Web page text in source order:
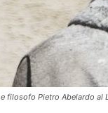
filosofo Pietro Abelardo al